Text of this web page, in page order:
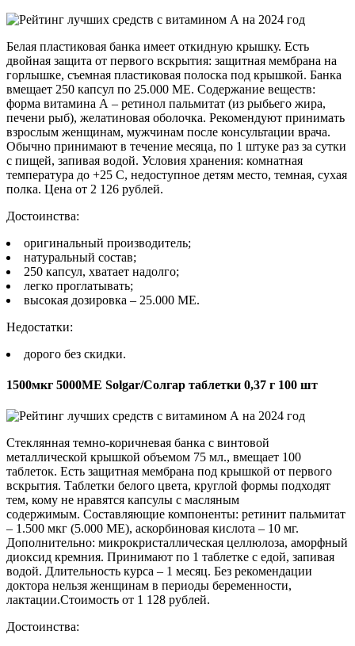
Белая пластиковая банка имеет откидную крышку. Есть
двойная защита от первого вскрытия: защитная мембрана на
горлышке, съемная пластиковая полоска под крышкой. Банка
вмещает 250 капсул по 25.000 МЕ. Содержание веществ:
форма витамина А – ретинол пальмитат (из рыбьего жира,
печени рыб), желатиновая оболочка. Рекомендуют принимать
взрослым женщинам, мужчинам после консультации врача.
Обычно принимают в течение месяца, по 1 штуке раз за сутки
с пищей, запивая водой. Условия хранения: комнатная
температура до +25 С, недоступное детям место, темная, сухая
полка. Цена от 2 126 рублей.
Достоинства:
оригинальный производитель;
натуральный состав;
250 капсул, хватает надолго;
легко проглатывать;
высокая дозировка – 25.000 МЕ.
Недостатки:
дорого без скидки.
1500мкг 5000МЕ Solgar/Солгар таблетки 0,37 г 100 шт
Стеклянная темно-коричневая банка с винтовой
металлической крышкой объемом 75 мл., вмещает 100
таблеток. Есть защитная мембрана под крышкой от первого
вскрытия. Таблетки белого цвета, круглой формы подходят
тем, кому не нравятся капсулы с масляным
содержимым. Составляющие компоненты: ретинит пальмитат
– 1.500 мкг (5.000 МЕ), аскорбиновая кислота – 10 мг.
Дополнительно: микрокристаллическая целлюлоза, аморфный
диоксид кремния. Принимают по 1 таблетке с едой, запивая
водой. Длительность курса – 1 месяц. Без рекомендации
доктора нельзя женщинам в периоды беременности,
лактации.Стоимость от 1 128 рублей.
Достоинства: